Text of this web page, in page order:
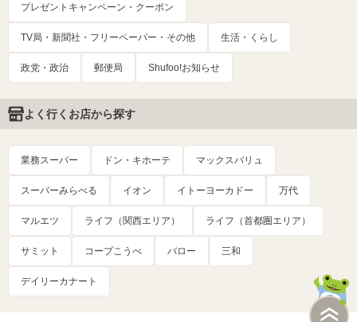
プレゼントキャンペーン・クーポン
TV局・新聞社・フリーペーパー・その他 生活・くらし
政党・政治 郵便局 Shufoo!お知らせ
よく行くお店から探す
業務スーパー ドン・キホーテ マックスバリュ
スーパーみらべる イオン イトーヨーカドー 万代
マルエツ ライフ（関西エリア） ライフ（首都圏エリア）
サミット コープこうべ バロー 三和
デイリーカナート